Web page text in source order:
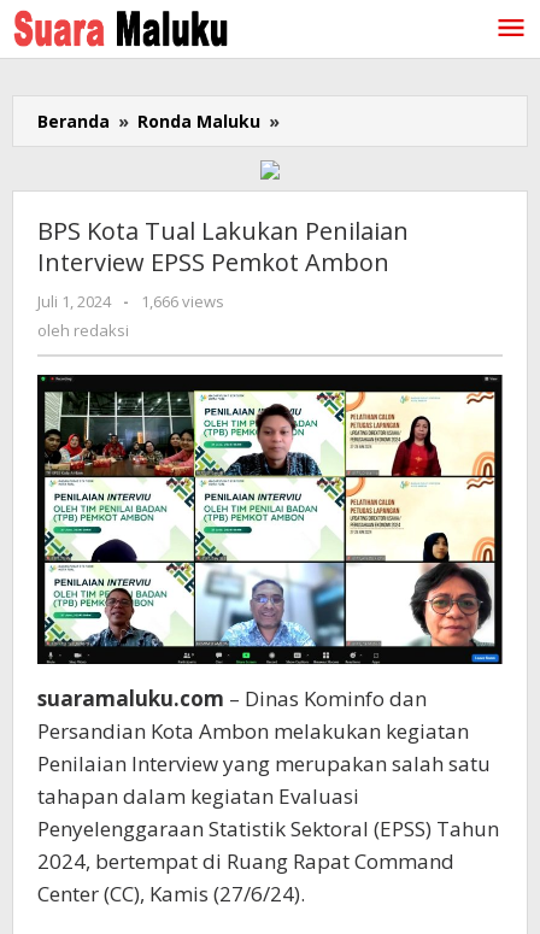
Lewati
ke
konten
Beranda » Ronda Maluku »
Kota
Lakukan
Penilaian
Interview
EPSS
BPS Kota Tual Lakukan Penilaian
Interview EPSS Pemkot Ambon
Juli 1, 2024
oleh
redaksi
-
1,666 views
oleh redaksi
suaramaluku.com – Dinas Kominfo dan
Persandian Kota Ambon melakukan kegiatan
Penilaian Interview yang merupakan salah satu
tahapan dalam kegiatan Evaluasi
Penyelenggaraan Statistik Sektoral (EPSS) Tahun
2024, bertempat di Ruang Rapat Command
Center (CC), Kamis (27/6/24).